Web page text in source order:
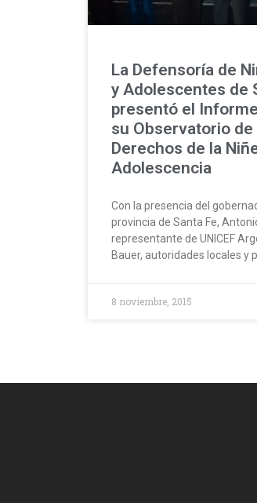
La Defensoría de
y Adolescentes de
presentó el
su Observatorio de
Derechos de la
Adolescencia
Con la presencia del
provincia de Santa Fe,
representante de UNICEF
Bauer, autoridades locales y
8 noviembre, 2015